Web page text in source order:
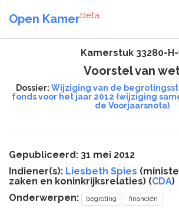
Open Kamerbeta
Kamerstuk 33280-H-
Voorstel van
Dossier: Wijziging van de
fonds voor het jaar 2012 (wijziging
de Voorjaarsnota)
Gepubliceerd: 31 mei 2012
Indiener(s): Liesbeth Spies
zaken en koninkrijksrelaties) (CDA)
Onderwerpen:
begroting financiën